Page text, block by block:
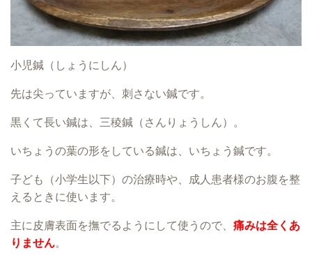
小児鍼（しょうにしん）
先は尖っていますが、刺さない鍼です。
黒くて長い鍼は、三稜鍼（さんりょうしん）。
いちょうの葉の形をしている鍼は、いちょう鍼です。
子ども（小学生以下）の治療時や、成人患者様のお腹を整
えるときに使います。
主に皮膚表面を撫でるようにして使うので、 痛みは全くあ
りません。